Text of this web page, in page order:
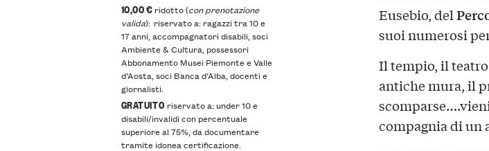
Eusebio, del
suoi numerosi
Il tempio, il
antiche mura, il
compagnia di un
10,00 € ridotto (con prenotazione
valida): riservato a: ragazzi tra 10 e
17 anni, accompagnatori disabili, soci
Ambiente & Cultura, possessori
Abbonamento Musei Piemonte e Valle
d’Aosta, soci Banca d’Alba, docenti e
giornalisti.
GRATUITO riservato a: under 10 e
disabili/invalidi con percentuale
superiore al 75%, da documentare
tramite idonea certificazione.